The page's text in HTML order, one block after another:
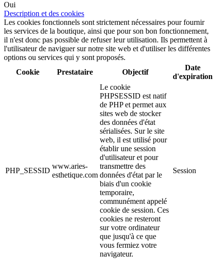
Oui
Description et des cookies
Les cookies fonctionnels sont strictement nécessaires pour fournir
les services de la boutique, ainsi que pour son bon fonctionnement,
il n'est donc pas possible de refuser leur utilisation. Ils permettent à
l'utilisateur de naviguer sur notre site web et d'utiliser les différentes
options ou services qui y sont proposés.
Cookie
Prestataire Objectif
Date
d'expiration
PHP_SESSID
www.aries-
esthetique.com
Le cookie
PHPSESSID est natif
de PHP et permet aux
sites web de stocker
des données d'état
sérialisées. Sur le site
web, il est utilisé pour
établir une session
d'utilisateur et pour
transmettre des
données d'état par le
biais d'un cookie
temporaire,
communément appelé
cookie de session. Ces
cookies ne resteront
sur votre ordinateur
que jusqu'à ce que
vous fermiez votre
navigateur.
Session